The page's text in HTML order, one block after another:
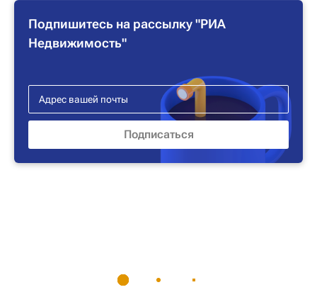
Подпишитесь на рассылку "РИА
Недвижимость"